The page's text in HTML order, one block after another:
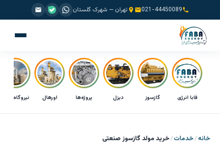
021-44450089 تهران — شهرک گلستان
فابا انرژی گازسوز دیزل پروژه‌ها اورهال نیروگاه CHP
خانه خدمات خرید مولد گازسوز صنعتی